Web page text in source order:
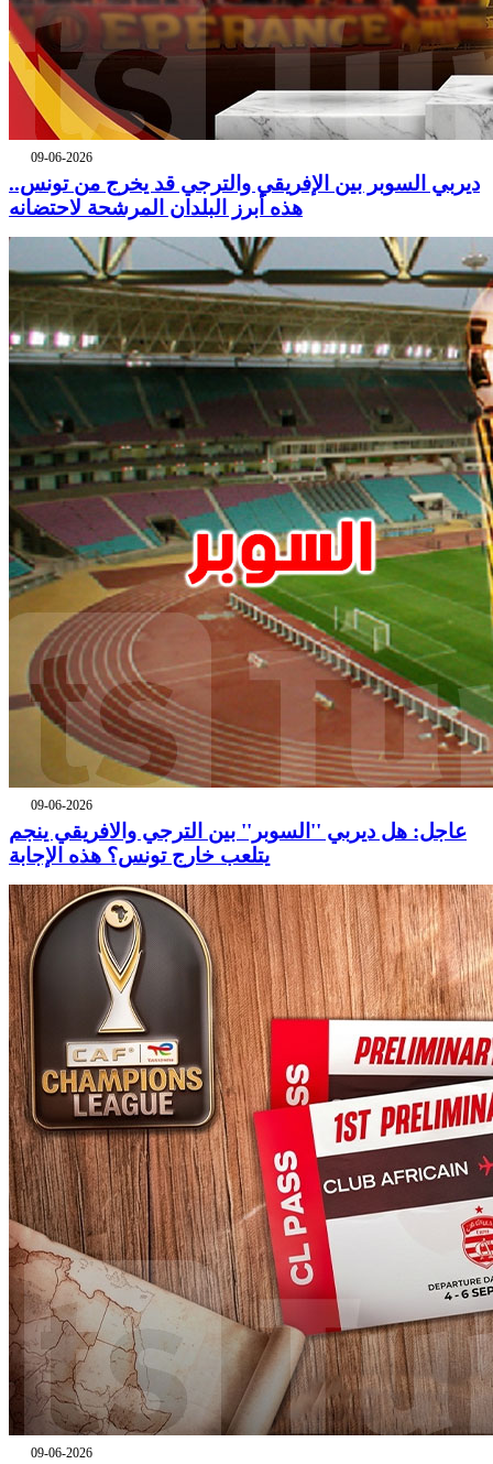
09-06-2026
ديربي السوبر بين الإفريقي والترجي قد يخرج من تونس..
هذه أبرز البلدان المرشحة لاحتضانه
09-06-2026
عاجل: هل ديربي ''السوبر'' بين الترجي والافريقي ينجم
يتلعب خارج تونس؟ هذه الإجابة
09-06-2026